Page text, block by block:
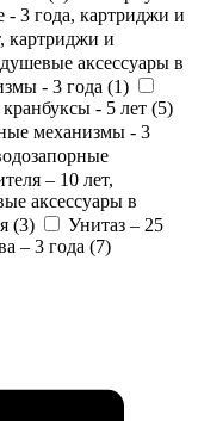
- 3 года, картриджи и
картриджи и
аксессуары в
- 3 года (1)
- 5 лет (5)
механизмы - 3
– 10 лет,
аксессуары в
(3)
Унитаз – 25
– 3 года (7)